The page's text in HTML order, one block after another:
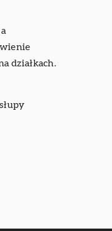
działkach.